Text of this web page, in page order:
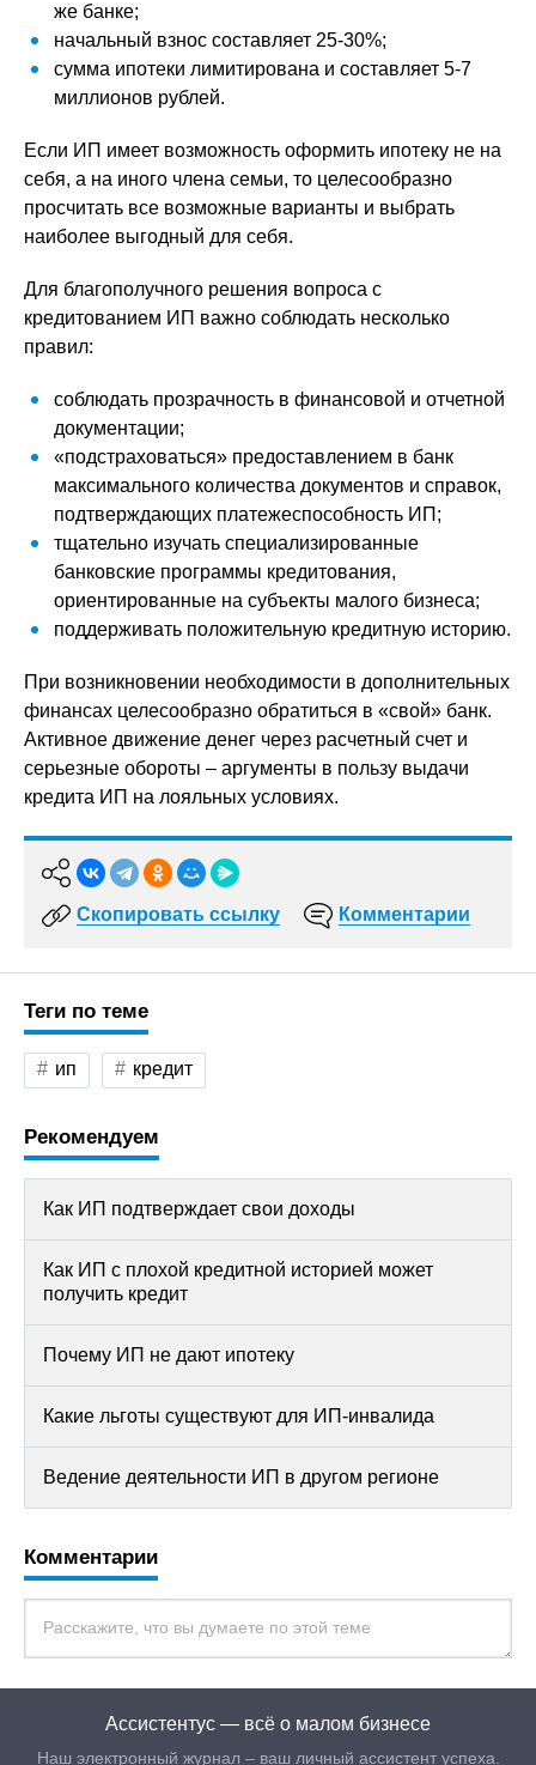
же банке;
начальный взнос составляет 25-30%;
сумма ипотеки лимитирована и составляет 5-7
миллионов рублей.
Если ИП имеет возможность оформить ипотеку не на
себя, а на иного члена семьи, то целесообразно
просчитать все возможные варианты и выбрать
наиболее выгодный для себя.
Для благополучного решения вопроса с
кредитованием ИП важно соблюдать несколько
правил:
соблюдать прозрачность в финансовой и отчетной
документации;
«подстраховаться» предоставлением в банк
максимального количества документов и справок,
подтверждающих платежеспособность ИП;
тщательно изучать специализированные
банковские программы кредитования,
ориентированные на субъекты малого бизнеса;
поддерживать положительную кредитную историю.
При возникновении необходимости в дополнительных
финансах целесообразно обратиться в «свой» банк.
Активное движение денег через расчетный счет и
серьезные обороты – аргументы в пользу выдачи
кредита ИП на лояльных условиях.
Скопировать ссылку Комментарии
Теги по теме
ип кредит
Рекомендуем
Как ИП подтверждает свои доходы
Как ИП с плохой кредитной историей может
получить кредит
Почему ИП не дают ипотеку
Какие льготы существуют для ИП-инвалида
Ведение деятельности ИП в другом регионе
Комментарии
Ассистентус — всё о малом бизнесе
Наш электронный журнал – ваш личный ассистент успеха.